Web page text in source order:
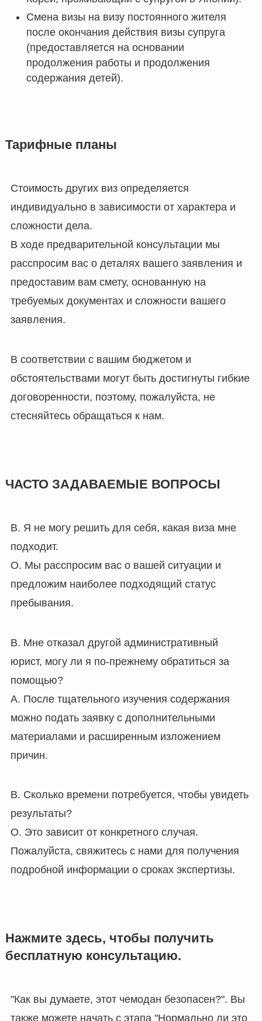
Смена визы на визу постоянного жителя
после окончания действия визы супруга
(предоставляется на основании
продолжения работы и продолжения
содержания детей).
Тарифные планы
Стоимость других виз определяется
индивидуально в зависимости от характера и
сложности дела.
В ходе предварительной консультации мы
расспросим вас о деталях вашего заявления и
предоставим вам смету, основанную на
требуемых документах и сложности вашего
заявления.
В соответствии с вашим бюджетом и
обстоятельствами могут быть достигнуты гибкие
договоренности, поэтому, пожалуйста, не
стесняйтесь обращаться к нам.
ЧАСТО ЗАДАВАЕМЫЕ ВОПРОСЫ
В. Я не могу решить для себя, какая виза мне
подходит.
О. Мы расспросим вас о вашей ситуации и
предложим наиболее подходящий статус
пребывания.
В. Мне отказал другой административный
юрист, могу ли я по-прежнему обратиться за
помощью?
A. После тщательного изучения содержания
можно подать заявку с дополнительными
материалами и расширенным изложением
причин.
В. Сколько времени потребуется, чтобы увидеть
результаты?
О. Это зависит от конкретного случая.
Пожалуйста, свяжитесь с нами для получения
подробной информации о сроках экспертизы.
Нажмите здесь, чтобы получить
бесплатную консультацию.
"Как вы думаете, этот чемодан безопасен?". Вы
также можете начать с этапа "Нормально ли это